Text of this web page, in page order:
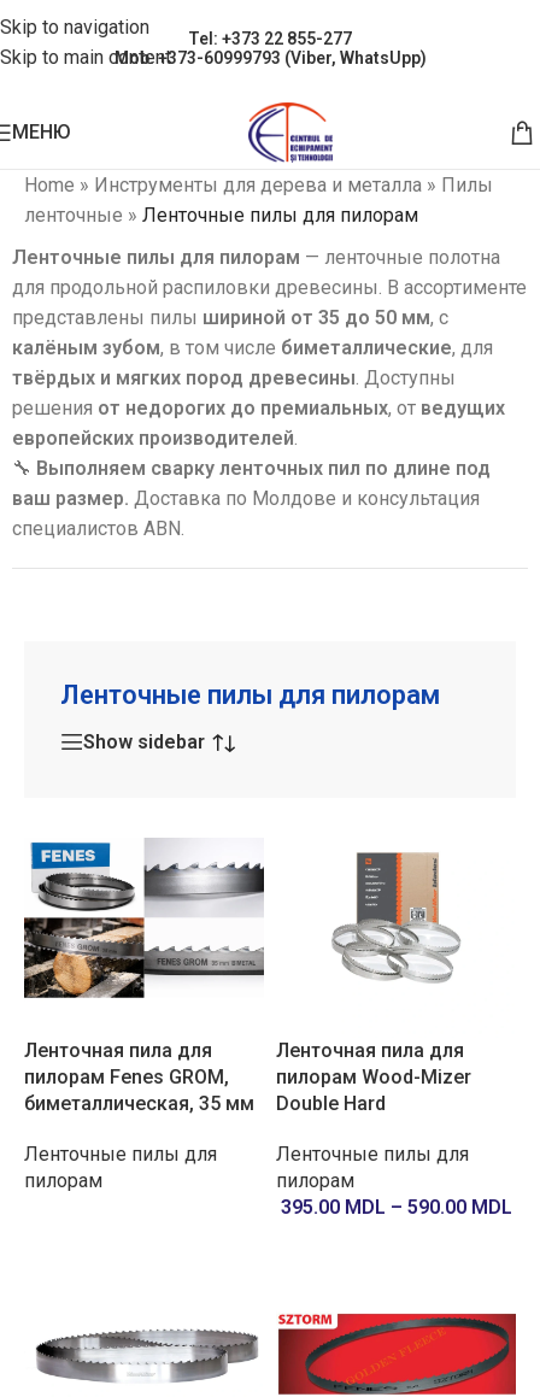
Skip to navigation
Skip to main content
Tel: +373 22 855-277
Mob: +373-60999793 (Viber, WhatsUpp)
МЕНЮ
Home » Инструменты для дерева и металла » Пилы
ленточные » Ленточные пилы для пилорам
Ленточные пилы для пилорам — ленточные полотна
для продольной распиловки древесины. В ассортименте
представлены пилы шириной от 35 до 50 мм, с
калёным зубом, в том числе биметаллические, для
твёрдых и мягких пород древесины. Доступны
решения от недорогих до премиальных, от ведущих
европейских производителей.
🔧 Выполняем сварку ленточных пил по длине под
ваш размер. Доставка по Молдове и консультация
специалистов ABN.
Ленточные пилы для пилорам
Show sidebar
Ленточная пила для
пилорам Fenes GROM,
биметаллическая, 35 мм
Ленточные пилы для
пилорам
Ленточная пила для
пилорам Wood-Mizer
Double Hard
Ленточные пилы для
пилорам
395.00 MDL – 590.00 MDL